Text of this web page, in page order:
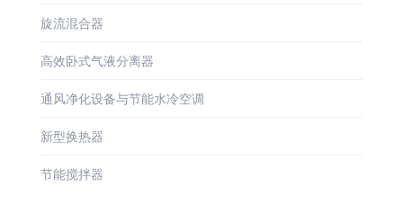
旋流混合器
高效卧式气液分离器
通风净化设备与节能水冷空调
新型换热器
节能搅拌器